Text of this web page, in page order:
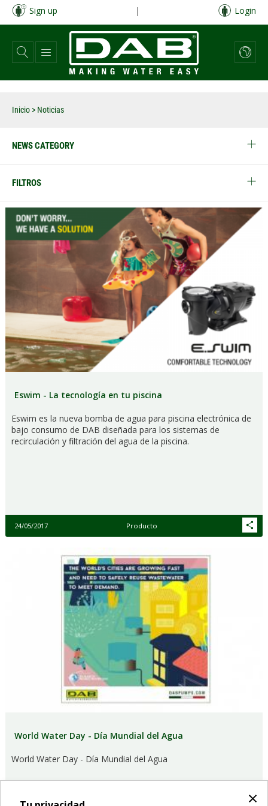
×
Pasar
contenido
principal
Sign up | Login
Inicio > Noticias
NEWS CATEGORY
FILTROS
Eswim - La tecnología en tu piscina
Eswim es la nueva bomba de agua para piscina electrónica de
bajo consumo de DAB diseñada para los sistemas de
recirculación y filtración del agua de la piscina.
24/05/2017 Producto
World Water Day - Día Mundial del Agua
World Water Day - Día Mundial del Agua